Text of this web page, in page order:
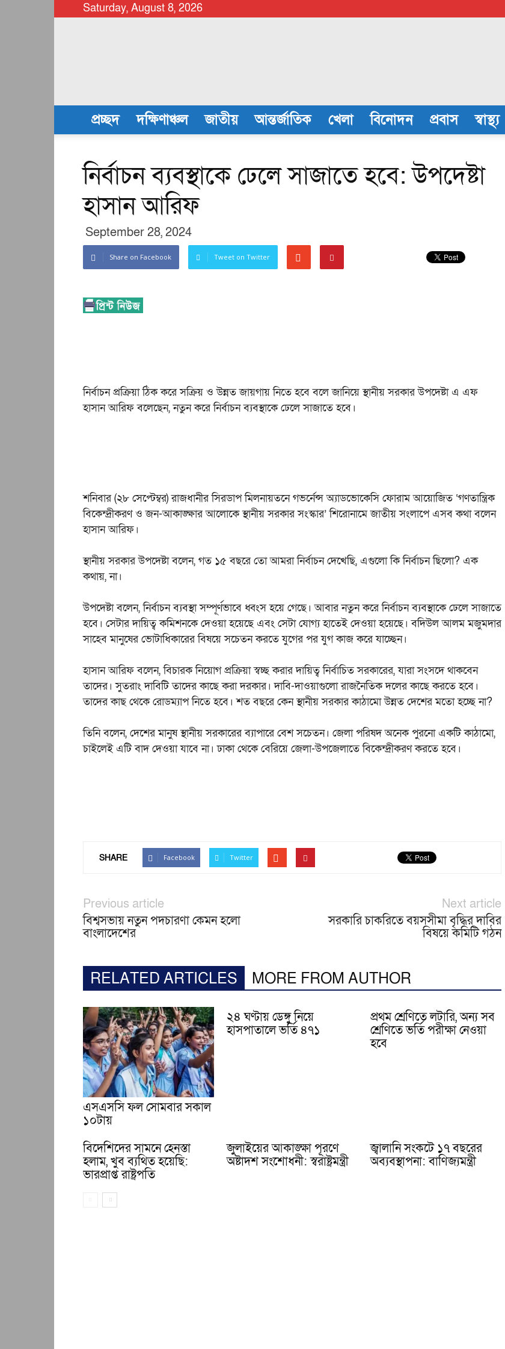
Saturday, August 8, 2026
প্রচ্ছদ দক্ষিণাঞ্চল জাতীয় আন্তর্জাতিক খেলা বিনোদন প্রবাস স্বাস্থ্য
নির্বাচন ব্যবস্থাকে ঢেলে সাজাতে হবে: উপদেষ্টা
হাসান আরিফ
September 28, 2024
Share on Facebook Tweet on Twitter
নির্বাচন প্রক্রিয়া ঠিক করে সক্রিয় ও উন্নত জায়গায় নিতে হবে বলে জানিয়ে স্থানীয় সরকার উপদেষ্টা এ এফ
হাসান আরিফ বলেছেন, নতুন করে নির্বাচন ব্যবস্থাকে ঢেলে সাজাতে হবে।
শনিবার (২৮ সেপ্টেম্বর) রাজধানীর সিরডাপ মিলনায়তনে গভর্নেন্স অ্যাডভোকেসি ফোরাম আয়োজিত ‘গণতান্ত্রিক
বিকেন্দ্রীকরণ ও জন-আকাঙ্ক্ষার আলোকে স্থানীয় সরকার সংস্কার’ শিরোনামে জাতীয় সংলাপে এসব কথা বলেন
হাসান আরিফ।
স্থানীয় সরকার উপদেষ্টা বলেন, গত ১৫ বছরে তো আমরা নির্বাচন দেখেছি, এগুলো কি নির্বাচন ছিলো? এক
কথায়, না।
উপদেষ্টা বলেন, নির্বাচন ব্যবস্থা সম্পূর্ণভাবে ধ্বংস হয়ে গেছে। আবার নতুন করে নির্বাচন ব্যবস্থাকে ঢেলে সাজাতে
হবে। সেটার দায়িত্ব কমিশনকে দেওয়া হয়েছে এবং সেটা যোগ্য হাতেই দেওয়া হয়েছে। বদিউল আলম মজুমদার
সাহেব মানুষের ভোটাধিকারের বিষয়ে সচেতন করতে যুগের পর যুগ কাজ করে যাচ্ছেন।
হাসান আরিফ বলেন, বিচারক নিয়োগ প্রক্রিয়া স্বচ্ছ করার দায়িত্ব নির্বাচিত সরকারের, যারা সংসদে থাকবেন
তাদের। সুতরাং দাবিটি তাদের কাছে করা দরকার। দাবি-দাওয়াগুলো রাজনৈতিক দলের কাছে করতে হবে।
তাদের কাছ থেকে রোডম্যাপ নিতে হবে। শত বছরে কেন স্থানীয় সরকার কাঠামো উন্নত দেশের মতো হচ্ছে না?
তিনি বলেন, দেশের মানুষ স্থানীয় সরকারের ব্যাপারে বেশ সচেতন। জেলা পরিষদ অনেক পুরনো একটি কাঠামো,
চাইলেই এটি বাদ দেওয়া যাবে না। ঢাকা থেকে বেরিয়ে জেলা-উপজেলাতে বিকেন্দ্রীকরণ করতে হবে।
SHARE Facebook Twitter
Previous article
বিশ্বসভায় নতুন পদচারণা কেমন হলো
বাংলাদেশের
Next article
সরকারি চাকরিতে বয়সসীমা বৃদ্ধির দাবির
বিষয়ে কমিটি গঠন
RELATED ARTICLES MORE FROM AUTHOR
এসএসসি ফল সোমবার সকাল
১০টায়
২৪ ঘণ্টায় ডেঙ্গু নিয়ে
হাসপাতালে ভর্তি ৪৭১
প্রথম শ্রেণিতে লটারি, অন্য সব
শ্রেণিতে ভর্তি পরীক্ষা নেওয়া
হবে
বিদেশিদের সামনে হেনস্তা
হলাম, খুব ব্যথিত হয়েছি:
ভারপ্রাপ্ত রাষ্ট্রপতি
জুলাইয়ের আকাঙ্ক্ষা পূরণে
অষ্টাদশ সংশোধনী: স্বরাষ্ট্রমন্ত্রী
জ্বালানি সংকটে ১৭ বছরের
অব্যবস্থাপনা: বাণিজ্যমন্ত্রী